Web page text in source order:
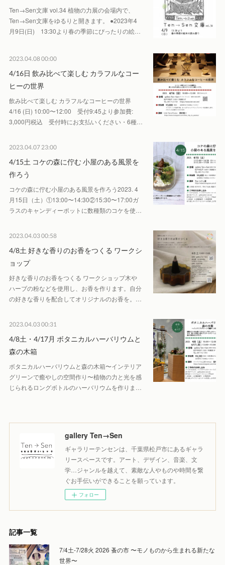
Ten→Sen文庫 vol.34 植物の力展の会場内で、
Ten→Sen文庫をゆるりと開きます。 ●2023年4
月9日(日) 13:30より春の季節にぴったりの絵…
2023.04.08 00:00
4/16日 飲み比べて楽しむ カラフルなコー
ヒーの世界
飲み比べて楽しむ カラフルなコーヒーの世界
4/16 (日) 10:00〜12:00 受付9:45より参加費:
3,000円税込 受付時にお支払いください・6種…
2023.04.07 23:00
4/15土 コケの森に佇む 小屋のある風景を
作ろう
コケの森に佇む小屋のある風景を作ろう2023. 4
月15日（土）①13:00〜14:30②15:30〜17:00ガ
ラスのキャンディーポットに数種類のコケを使…
2023.04.03 00:58
4/8土 好きな香りのお香をつくる ワークシ
ョップ
好きな香りのお香をつくる ワークショップ木や
ハーブの粉などを使用し、お香を作ります。自分
の好きな香りを配合してオリジナルのお香を。…
2023.04.03 00:31
4/8土・4/17月 ボタニカルハーバリウムと
森の木箱
ボタニカルハーバリウムと森の木箱〜インテリア
グリーンで癒やしの空間作り〜植物の力と光を感
じられるロングボトルのハーバリウムを作りま…
gallery Ten→Sen
ギャラリーテンセンは、千葉県松戸市にあるギャラ
リースペースです。アート、デザイン、音楽、文
学…ジャンルを越えて、素敵な人やものや時間を繋
ぐお手伝いができることを願っています。
フォロー
記事一覧
7/4土-7/28火 2026 蚤の市 〜モノものから生まれる新たな
世界〜